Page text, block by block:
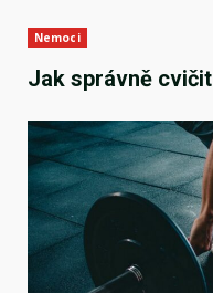
Nemoci
Jak správně cvičit